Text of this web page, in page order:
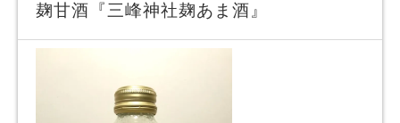
麹甘酒『三峰神社麹あま酒』